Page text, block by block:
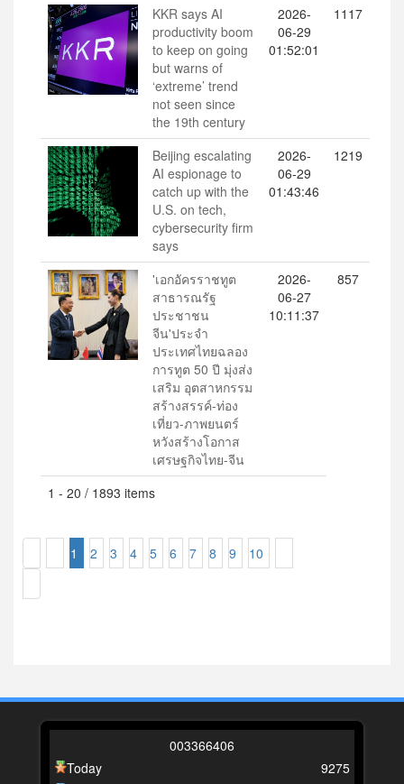
KKR says AI
productivity boom
to keep on going
but warns of
‘extreme’ trend
not seen since
the 19th century
2026-
06-29
01:52:01
1117
Beijing escalating
AI espionage to
catch up with the
U.S. on tech,
cybersecurity firm
says
2026-
06-29
01:43:46
1219
'เอกอัครราชทูต
สาธารณรัฐ
ประชาชน
จีน'ประจำ
ประเทศไทยฉลอง
การทูต 50 ปี มุ่งส่ง
เสริม อุตสาหกรรม
สร้างสรรค์-ท่อง
เที่ยว-ภาพยนตร์
หวังสร้างโอกาส
เศรษฐกิจไทย-จีน
2026-
06-27
10:11:37
857
1 - 20 / 1893 items
1 2 3 4 5 6 7 8 9 10
003366406
Today
9275